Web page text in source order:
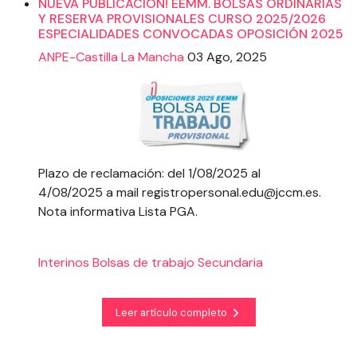
NUEVA PUBLICACIÓN! EEMM. BOLSAS ORDINARIAS
Y RESERVA PROVISIONALES CURSO 2025/2026
ESPECIALIDADES CONVOCADAS OPOSICIÓN 2025
ANPE-Castilla La Mancha 03 Ago, 2025
Plazo de reclamación: del 1/08/2025 al
4/08/2025 a mail registropersonal.edu@jccm.es.
Nota informativa Lista PGA.
Interinos Bolsas de trabajo Secundaria
Leer artículo completo